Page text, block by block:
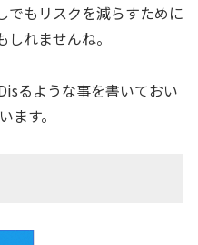
でもリスクを減らすために
れませんね。
るような事を書いておい
ます。